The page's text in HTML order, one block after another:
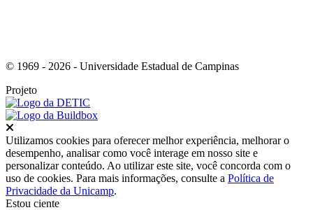
© 1969 - 2026 - Universidade Estadual de Campinas
Projeto
Utilizamos cookies para oferecer melhor experiência, melhorar o
desempenho, analisar como você interage em nosso site e
personalizar conteúdo. Ao utilizar este site, você concorda com o
uso de cookies. Para mais informações, consulte a Política de
Privacidade da Unicamp.
Estou ciente